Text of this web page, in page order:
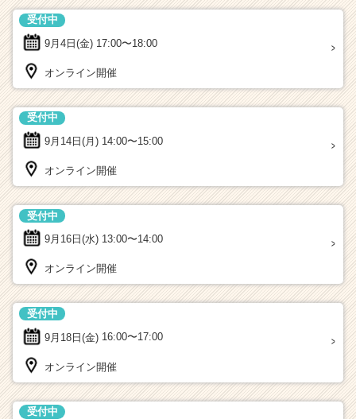
9月4日(金) 17:00〜18:00
受付中
オンライン開催
9月14日(月) 14:00〜15:00
受付中
オンライン開催
9月16日(水) 13:00〜14:00
受付中
オンライン開催
9月18日(金) 16:00〜17:00
受付中
オンライン開催
受付中